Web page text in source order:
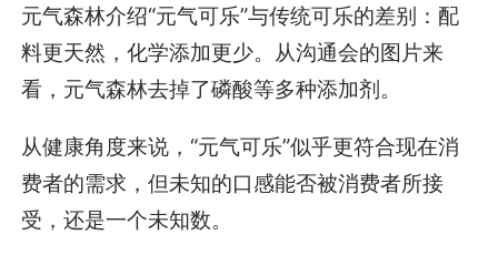
元气森林介绍“元气可乐”与传统可乐的差别：配
料更天然，化学添加更少。从沟通会的图片来
看，元气森林去掉了磷酸等多种添加剂。
从健康角度来说，“元气可乐”似乎更符合现在消
费者的需求，但未知的口感能否被消费者所接
受，还是一个未知数。